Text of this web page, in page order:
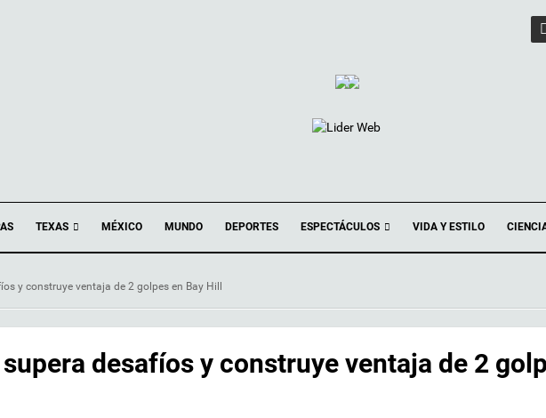
TEXAS MÉXICO MUNDO DEPORTES ESPECTÁCULOS VIDA Y ESTILO
y construye ventaja de 2 golpes en Bay Hill
desafíos y construye ventaja de 2